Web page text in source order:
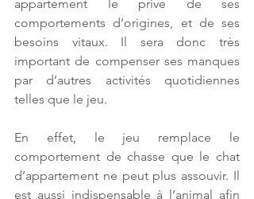
appartement le prive de ses
comportements d’origines, et de ses
besoins vitaux. Il sera donc très
important de compenser ses manques
par d’autres activités quotidiennes
telles que le jeu.
En effet, le jeu remplace le
comportement de chasse que le chat
d’appartement ne peut plus assouvir. Il
est aussi indispensable à l’animal afin